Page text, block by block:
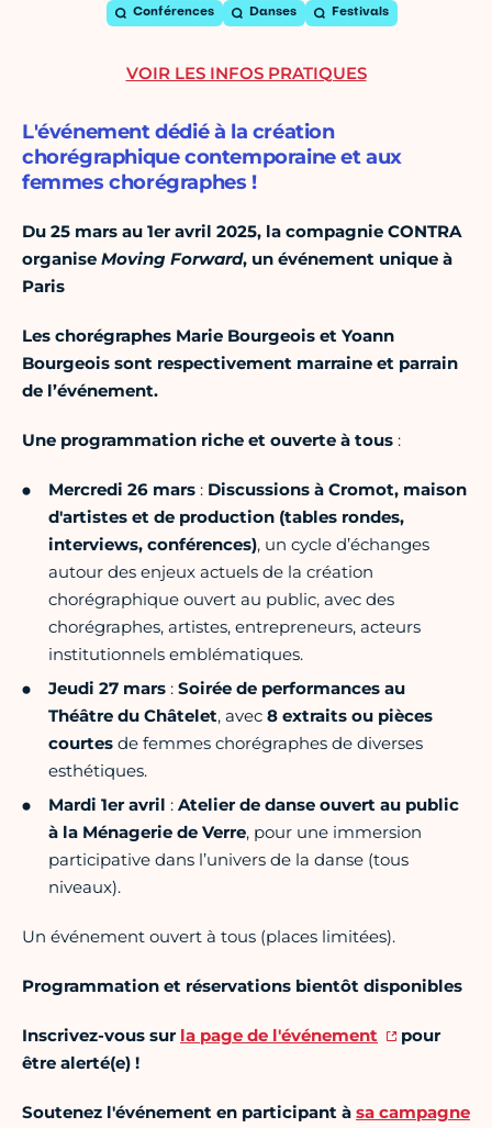
Conférences Danses Festivals
L'événement dédié à la création
chorégraphique contemporaine et aux
femmes chorégraphes !
Du 25 mars au 1er avril 2025, la compagnie CONTRA
organise Moving Forward, un événement unique à
Paris
Les chorégraphes Marie Bourgeois et Yoann
Bourgeois sont respectivement marraine et parrain
de l’événement.
Une programmation riche et ouverte à tous :
Mercredi 26 mars : Discussions à Cromot, maison
d'artistes et de production (tables rondes,
interviews, conférences), un cycle d’échanges
autour des enjeux actuels de la création
chorégraphique ouvert au public, avec des
chorégraphes, artistes, entrepreneurs, acteurs
institutionnels emblématiques.
Jeudi 27 mars : Soirée de performances au
Théâtre du Châtelet, avec 8 extraits ou pièces
courtes de femmes chorégraphes de diverses
esthétiques.
Mardi 1er avril : Atelier de danse ouvert au public
à la Ménagerie de Verre, pour une immersion
participative dans l’univers de la danse (tous
niveaux).
Un événement ouvert à tous (places limitées).
Programmation et réservations bientôt disponibles
Inscrivez-vous sur la page de l'événement
pour
être alerté(e) !
Soutenez l'événement en participant à sa campagne
VOIR LES INFOS PRATIQUES